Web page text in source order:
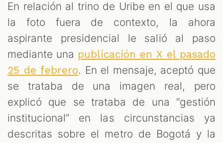
En relación al trino de Uribe en el que usa
la foto fuera de contexto, la ahora
aspirante presidencial le salió al paso
mediante una publicación en X el pasado
25 de febrero. En el mensaje, aceptó que
se trataba de una imagen real, pero
explicó que se trataba de una “gestión
institucional” en las circunstancias ya
descritas sobre el metro de Bogotá y la